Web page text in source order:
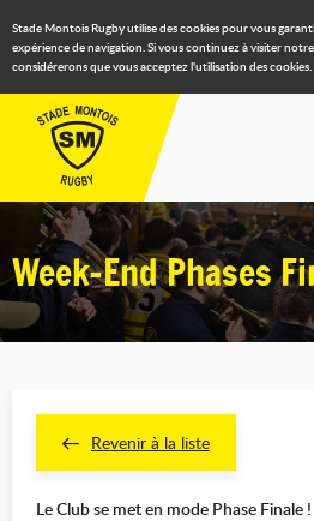
Stade Montois Rugby utilise des cookies pour vous
expérience de navigation. Si vous continuez à visiter
considérerons que vous acceptez l'utilisation des cookies.
Week-End Phases
Revenir à la liste
Le Club se met en mode Phase Finale !